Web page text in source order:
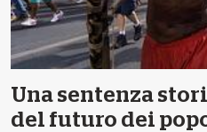
Una sentenza
del futuro dei